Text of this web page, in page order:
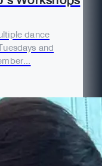
dance
and